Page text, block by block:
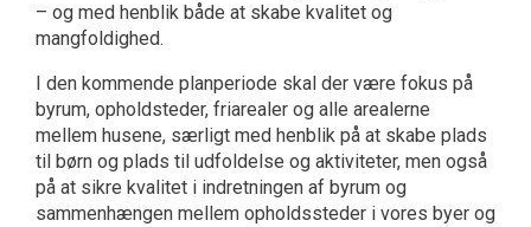
– og med henblik både at skabe kvalitet og
mangfoldighed.
I den kommende planperiode skal der være fokus på
byrum, opholdsteder, friarealer og alle arealerne
mellem husene, særligt med henblik på at skabe plads
til børn og plads til udfoldelse og aktiviteter, men også
på at sikre kvalitet i indretningen af byrum og
sammenhængen mellem opholdssteder i vores byer og